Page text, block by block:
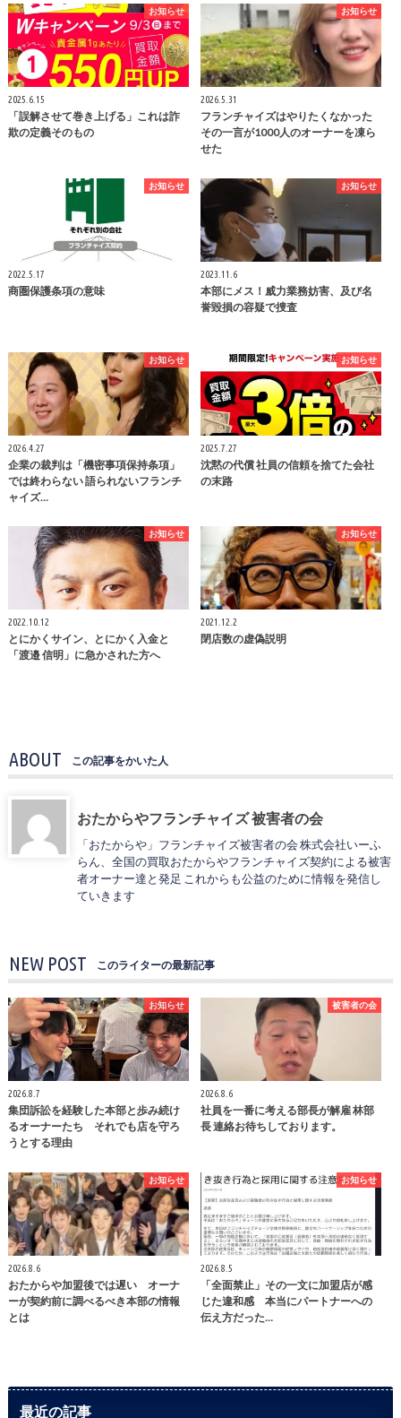
お知らせ
2025.6.15
「誤解させて巻き上げる」これは詐
欺の定義そのもの
お知らせ
2026.5.31
フランチャイズはやりたくなかった
その一言が1000人のオーナーを凍ら
せた
お知らせ
2022.5.17
商圏保護条項の意味
お知らせ
2023.11.6
本部にメス！威力業務妨害、及び名
誉毀損の容疑で捜査
お知らせ
2026.4.27
企業の裁判は「機密事項保持条項」
では終わらない 語られないフランチ
ャイズ…
お知らせ
2025.7.27
沈黙の代償 社員の信頼を捨てた会社
の末路
お知らせ
2022.10.12
とにかくサイン、とにかく入金と
「渡邉 信明」に急かされた方へ
お知らせ
2021.12.2
閉店数の虚偽説明
ABOUT この記事をかいた人
おたからやフランチャイズ 被害者の会
「おたからや」フランチャイズ被害者の会 株式会社いーふ
らん、全国の買取おたからやフランチャイズ契約による被害
者オーナー達と発足 これからも公益のために情報を発信し
ていきます
NEW POST このライターの最新記事
お知らせ
2026.8.7
集団訴訟を経験した本部と歩み続け
るオーナーたち それでも店を守ろ
うとする理由
被害者の会
2026.8.6
社員を一番に考える部長が解雇 林部
長 連絡お待ちしております。
お知らせ
2026.8.6
おたからや加盟後では遅い オーナ
ーが契約前に調べるべき本部の情報
とは
お知らせ
2026.8.5
「全面禁止」その一文に加盟店が感
じた違和感 本当にパートナーへの
伝え方だった…
最近の記事